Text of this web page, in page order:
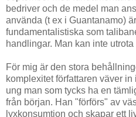
bedriver och de medel man
använda (t ex i Guantanamo)
fundamentalistiska som
handlingar. Man kan inte utrota
För mig är den stora
komplexitet författaren väver
ung man som tycks ha en
från början. Han "förförs" av
lyxkonsumtion och skapar ett